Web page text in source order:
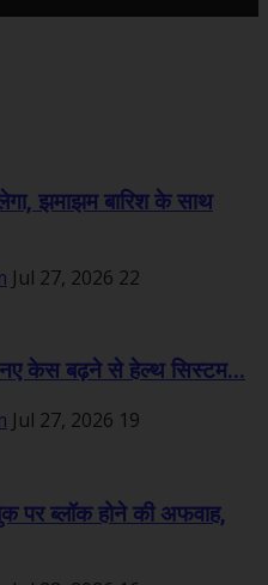
झमाझम बारिश के साथ
Jul 27, 2026 22
नए केस बढ़ने से हेल्थ सिस्टम...
Jul 27, 2026 19
पर ब्लॉक होने की अफवाह,